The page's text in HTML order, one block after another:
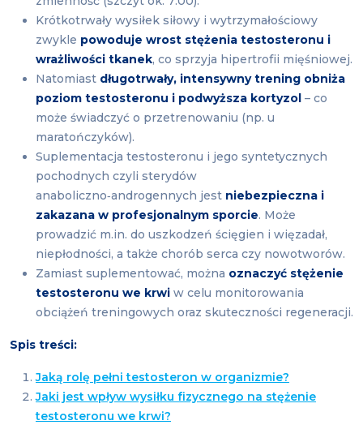
Krótkotrwały wysiłek siłowy i wytrzymałościowy
zwykle powoduje wrost stężenia testosteronu i
wrażliwości tkanek, co sprzyja hipertrofii mięśniowej.
Natomiast długotrwały, intensywny trening obniża
poziom testosteronu i podwyższa kortyzol – co
może świadczyć o przetrenowaniu (np. u
maratończyków).
Suplementacja testosteronu i jego syntetycznych
pochodnych czyli sterydów
anaboliczno‑androgennych jest niebezpieczna i
zakazana w profesjonalnym sporcie. Może
prowadzić m.in. do uszkodzeń ścięgien i więzadał,
niepłodności, a także chorób serca czy nowotworów.
Zamiast suplementować, można oznaczyć stężenie
testosteronu we krwi w celu monitorowania
obciążeń treningowych oraz skuteczności regeneracji.
Spis treści:
Jaką rolę pełni testosteron w organizmie?
Jaki jest wpływ wysiłku fizycznego na stężenie
testosteronu we krwi?